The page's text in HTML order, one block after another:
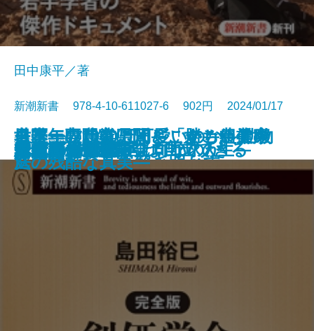
なぜこんな人が上司なのか
大人の居酒屋旅
本音
起死回生―逆転プロ野球人生―
1日10分の哲学
モフモフはなぜ可愛いのか―動物
行動学でヒトを解き明かす―
メンタル脳
テレビ局再編
日本一の農業県はどこか―農業の
通信簿―
最強の恐竜
田中康平／著
新潮新書 978-4-10-611027-6 902円 2024/01/17
新書電子書籍あり
完全版 創価学会
歴史は予言する
令和の山口組
親ガチャの哲学
ニッポンの闇
世帯年収1000万円―「勝ち組」家
庭の残酷な真実―
貧乏ピッツァ
大常識
引きこもりの7割は自立できる
名医・専門家に聞く すごい健康
法